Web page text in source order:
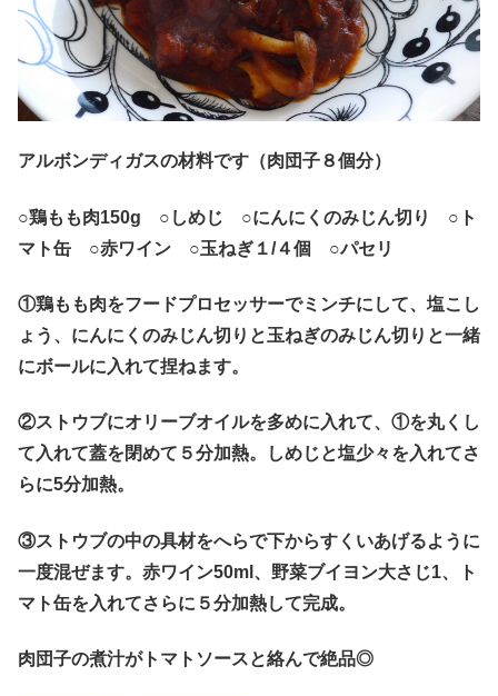
アルボンディガスの材料です（肉団子８個分）
○鶏もも肉150g ○しめじ ○にんにくのみじん切り ○ト
マト缶 ○赤ワイン ○玉ねぎ１/４個 ○パセリ
①鶏もも肉をフードプロセッサーでミンチにして、塩こし
ょう、にんにくのみじん切りと玉ねぎのみじん切りと一緒
にボールに入れて捏ねます。
②ストウブにオリーブオイルを多めに入れて、①を丸くし
て入れて蓋を閉めて５分加熱。しめじと塩少々を入れてさ
らに5分加熱。
③ストウブの中の具材をへらで下からすくいあげるように
一度混ぜます。赤ワイン50ml、野菜ブイヨン大さじ1、ト
マト缶を入れてさらに５分加熱して完成。
肉団子の煮汁がトマトソースと絡んで絶品◎